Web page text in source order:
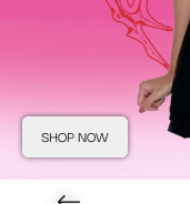
SHOP NOW